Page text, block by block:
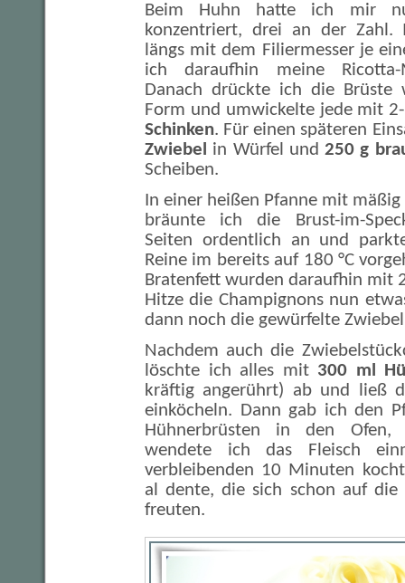
Beim Huhn hatte ich mir
konzentriert, drei an der Zahl.
längs mit dem Filiermesser je
ich daraufhin meine Ricotta-
Danach drückte ich die Brüste
Form und umwickelte jede mit
Schinken. Für einen späteren
Zwiebel
in Würfel und 250 g
Scheiben.
In einer heißen Pfanne mit
bräunte ich die Brust-im-
Seiten ordentlich an und
Reine im bereits auf 180 °C
Bratenfett wurden daraufhin mit
Hitze die Champignons nun
dann noch die gewürfelte
Nachdem auch die
löschte ich alles mit 300 ml
kräftig angerührt) ab und ließ
einköcheln. Dann gab ich den
Hühnerbrüsten in den
wendete ich das Fleisch
verbleibenden 10 Minuten
al dente, die sich schon auf die
freuten.